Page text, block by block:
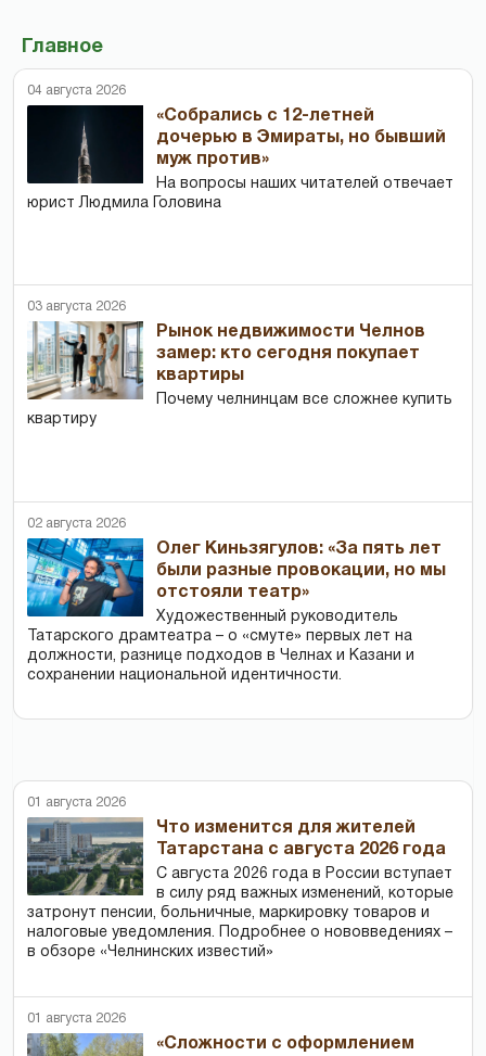
Главное
04 августа 2026
«Собрались с 12-летней
дочерью в Эмираты, но бывший
муж против»
На вопросы наших читателей отвечает
юрист Людмила Головина
03 августа 2026
Рынок недвижимости Челнов
замер: кто сегодня покупает
квартиры
Почему челнинцам все сложнее купить
квартиру
02 августа 2026
Олег Киньзягулов: «За пять лет
были разные провокации, но мы
отстояли театр»
Художественный руководитель
Татарского драмтеатра – о «смуте» первых лет на
должности, разнице подходов в Челнах и Казани и
сохранении национальной идентичности.
01 августа 2026
Что изменится для жителей
Татарстана с августа 2026 года
С августа 2026 года в России вступает
в силу ряд важных изменений, которые
затронут пенсии, больничные, маркировку товаров и
налоговые уведомления. Подробнее о нововведениях –
в обзоре «Челнинских известий»
01 августа 2026
«Сложности с оформлением